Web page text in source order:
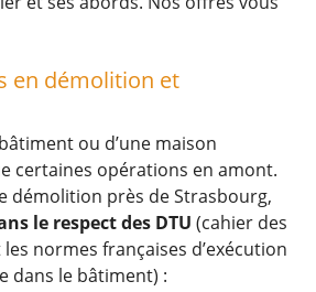
en démolition et
ou d’une maison
certaines opérations en amont.
démolition près de Strasbourg,
le respect des DTU (cahier des
normes françaises d’exécution
dans le bâtiment) :